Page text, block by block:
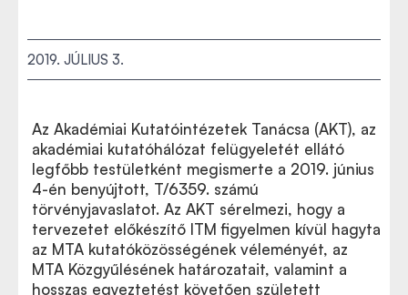
2019. JÚLIUS 3.
Az Akadémiai Kutatóintézetek Tanácsa (AKT), az
akadémiai kutatóhálózat felügyeletét ellátó
legfőbb testületként megismerte a 2019. június
4-én benyújtott, T/6359. számú
törvényjavaslatot. Az AKT sérelmezi, hogy a
tervezetet előkészítő ITM figyelmen kívül hagyta
az MTA kutatóközösségének véleményét, az
MTA Közgyűlésének határozatait, valamint a
hosszas egyeztetést követően született